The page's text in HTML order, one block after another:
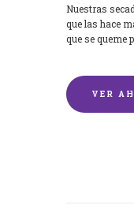
Nuestras
que las hace
que se queme
VER